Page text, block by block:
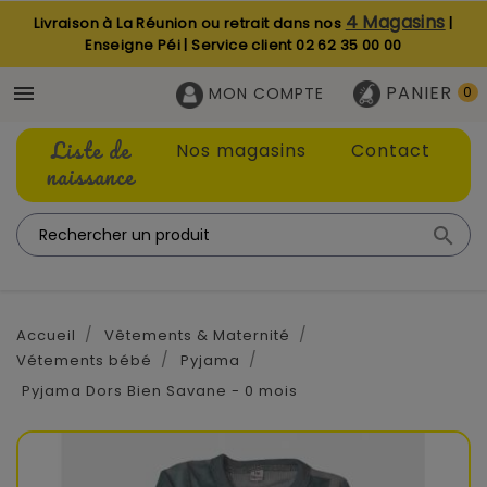
Livraison à La Réunion ou retrait dans nos 4 Magasins |
Enseigne Péi | Service client02 62 35 00 00
 PANIER 0
MON COMPTE
Liste de
naissance
Nos magasins Contact

Accueil
Vêtements & Maternité
Vétements bébé
Pyjama
Pyjama Dors Bien Savane - 0 mois